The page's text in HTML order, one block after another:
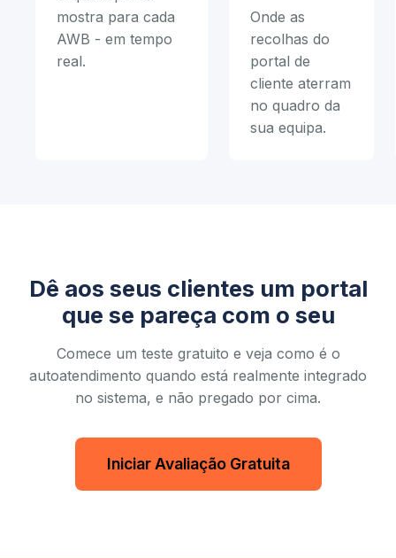
mostra para cada
AWB - em tempo
real.
Onde as
recolhas do
portal de
cliente aterram
no quadro da
sua equipa.
Dê aos seus clientes um portal
que se pareça com o seu
Comece um teste gratuito e veja como é o
autoatendimento quando está realmente integrado
no sistema, e não pregado por cima.
Iniciar Avaliação Gratuita